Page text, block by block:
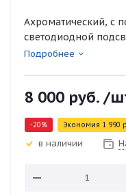
Ахроматический, с
светодиодной
Подробнее
8 000 руб. /
-20% Экономия 1 990
в наличии